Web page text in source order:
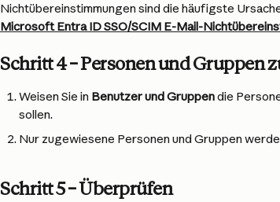
Nichtübereinstimmungen sind die häufigste
Microsoft Entra ID SSO/SCIM E-Mail-
Schritt 4 – Personen und Gruppen
Weisen Sie in Benutzer und Gruppen die
sollen.
Nur zugewiesene Personen und Gruppen
Schritt 5 – Überprüfen